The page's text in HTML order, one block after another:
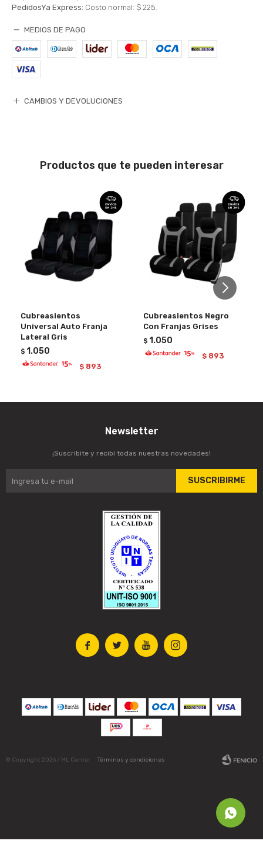
PedidosYa Express: Costo normal: $ 225.
MEDIOS DE PAGO
CAMBIOS Y DEVOLUCIONES
Productos que te pueden interesar
Cubreasientos
Universal Auto Franja
Lateral Gris
$ 1.050
$ 893
Cubreasientos Negro
Con Franjas Grises
$ 1.050
$ 893
   
Newsletter
¡Suscribite y recibí todas nuestras novedades!
SUSCRIBIRME
© Copyright 2026 / ML Center Términos y condiciones
Fenicio